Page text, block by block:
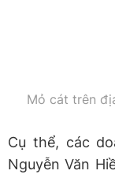
Mỏ cát trên
Cụ thể, các
Nguyễn Văn